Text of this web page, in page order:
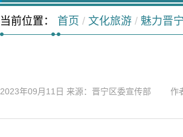
当前位置： 首页 / 文化旅游 / 魅力晋宁
2023年09月11日 来源：晋宁区委宣传部 作